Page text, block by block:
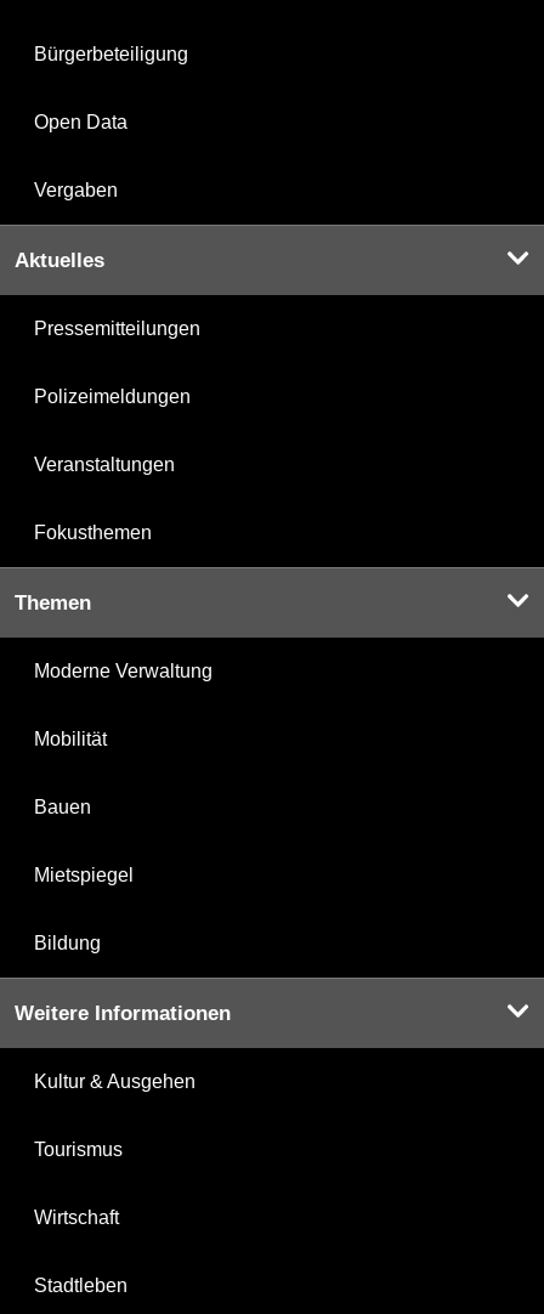
Bürgerbeteiligung
Open Data
Vergaben
Aktuelles
Pressemitteilungen
Polizeimeldungen
Veranstaltungen
Fokusthemen
Themen
Moderne Verwaltung
Mobilität
Bauen
Mietspiegel
Bildung
Weitere Informationen
Kultur & Ausgehen
Tourismus
Wirtschaft
Stadtleben